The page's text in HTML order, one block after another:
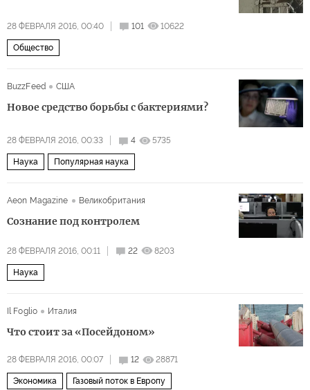
28 ФЕВРАЛЯ 2016, 00:40 101 10622
Общество
BuzzFeed США
Новое средство борьбы с бактериями?
28 ФЕВРАЛЯ 2016, 00:33 4 5735
Наука Популярная наука
Aeon Magazine Великобритания
Сознание под контролем
28 ФЕВРАЛЯ 2016, 00:11 22 8203
Наука
Il Foglio Италия
Что стоит за «Посейдоном»
28 ФЕВРАЛЯ 2016, 00:07 12 28871
Экономика Газовый поток в Европу